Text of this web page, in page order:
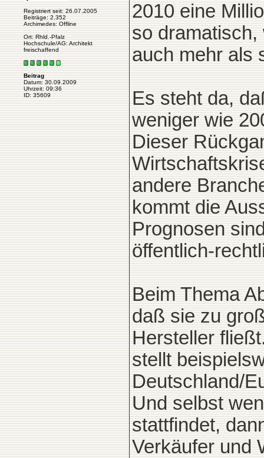
Registriert seit: 26.07.2005
Beiträge: 2.352
Archimedes: Offline
Ort: Rhld.-Pfalz
Hochschule/AG: Architekt
freischaffend
Beitrag
Datum: 30.09.2009
Uhrzeit: 09:36
ID: 35609
2010 eine
so
auch mehr als
Es steht da,
weniger wie
Dieser
andere
kommt die
Prognosen
öffentlich-
Beim Thema
daß sie zu
Hersteller
stellt
Deutschland/
Und selbst
stattfindet,
Verkäufer und